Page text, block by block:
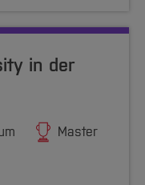
in der
Master